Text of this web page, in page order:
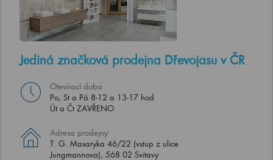
Jediná značková prodejna Dřevojasu v ČR
Otevírací doba
Po, St a Pá 8-12 a 13-17 hod
Út a Čt ZAVŘENO
Adresa prodejny
T. G. Masaryka 46/22 (vstup z ulice
Jungmannova), 568 02 Svitavy